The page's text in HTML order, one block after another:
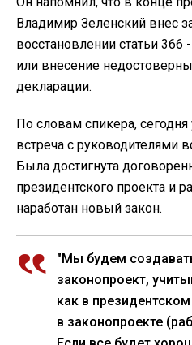
из кризиса с
Об этом рассказал глава
Разумков в ходе заседания
пишетRegioNews
Он напомнил, что в конце
Владимир Зеленский внес
восстановлении статьи 366
или внесение
декларации.
По словам спикера, сегодня
встреча с руководителями